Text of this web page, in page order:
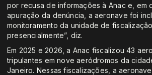
por recusa de informações à Anac e, em
apuração da denúncia, a aeronave foi
monitoramento da unidade de fiscalização,
presencialmente”, diz.
Em 2025 e 2026, a Anac fiscalizou 43
tripulantes em nove aeródromos da
Janeiro. Nessas fiscalizações, a